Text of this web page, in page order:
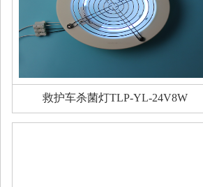
救护车杀菌灯TLP-YL-24V8W